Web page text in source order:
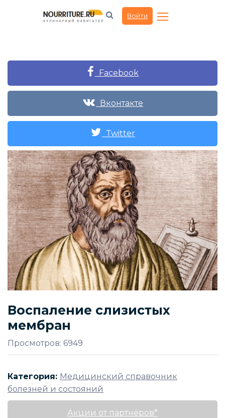
Войти
Facebook
Вконтакте
Twitter
Воспаление слизистых
мембран
Просмотров: 6949
Категория: Медицинский справочник
болезней и состояний
Акции от партнёров*